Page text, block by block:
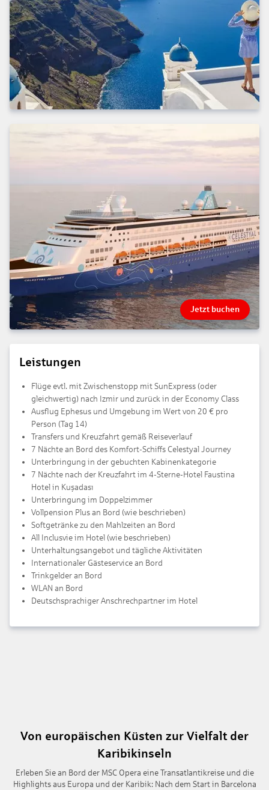
Jetzt buchen
Leistungen
Flüge evtl. mit Zwischenstopp mit SunExpress (oder
gleichwertig) nach Izmir und zurück in der Economy Class
Ausflug Ephesus und Umgebung im Wert von 20 € pro
Person (Tag 14)
Transfers und Kreuzfahrt gemäß Reiseverlauf
7 Nächte an Bord des Komfort-Schiffs Celestyal Journey
Unterbringung in der gebuchten Kabinenkategorie
7 Nächte nach der Kreuzfahrt im 4-Sterne-Hotel Faustina
Hotel in ​Kuşadası
Unterbringung im Doppelzimmer
Vollpension Plus an Bord (wie beschrieben)
Softgetränke zu den Mahlzeiten an Bord
All Inclusvie im Hotel (wie beschrieben)
Unterhaltungsangebot und tägliche Aktivitäten
Internationaler Gästeservice an Bord
Trinkgelder an Bord
WLAN an Bord
Deutschsprachiger Anschrechpartner im Hotel
Von europäischen Küsten zur Vielfalt der
Karibikinseln
Erleben Sie an Bord der MSC Opera eine Transatlantikreise und die
Highlights aus Europa und der Karibik: Nach dem Start in Barcelona